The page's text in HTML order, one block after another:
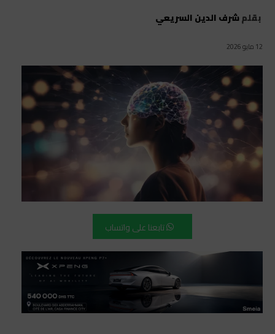
بقلمشرف الدين السريعي
12 مايو 2026
تابعنا على واتساب